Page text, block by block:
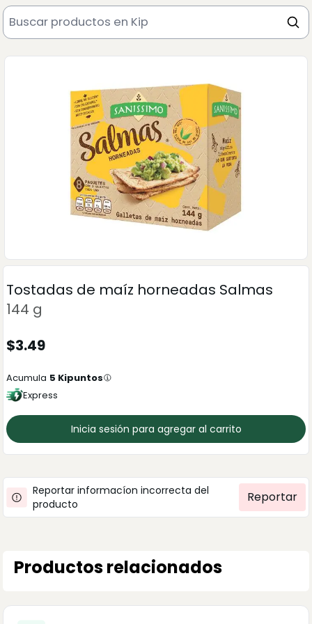
Tostadas de maíz horneadas Salmas
144 g
$3.49
Acumula 5 Kipuntos
Express
Inicia sesión para agregar al carrito
Reportar informacíon incorrecta del
producto
Reportar
Productos relacionados